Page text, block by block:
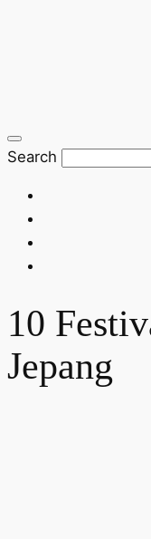
Search
10
Jepang